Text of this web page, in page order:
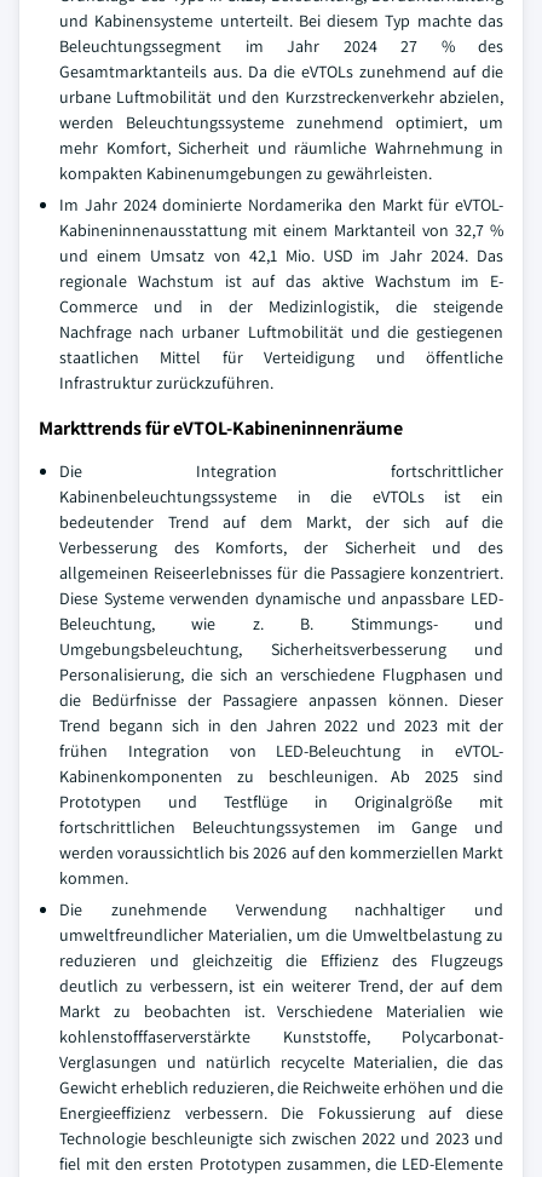
und Kabinensysteme unterteilt. Bei diesem Typ machte das
Beleuchtungssegment im Jahr 2024 27 % des
Gesamtmarktanteils aus. Da die eVTOLs zunehmend auf die
urbane Luftmobilität und den Kurzstreckenverkehr abzielen,
werden Beleuchtungssysteme zunehmend optimiert, um
mehr Komfort, Sicherheit und räumliche Wahrnehmung in
kompakten Kabinenumgebungen zu gewährleisten.
Im Jahr 2024 dominierte Nordamerika den Markt für eVTOL-
Kabineninnenausstattung mit einem Marktanteil von 32,7 %
und einem Umsatz von 42,1 Mio. USD im Jahr 2024. Das
regionale Wachstum ist auf das aktive Wachstum im E-
Commerce und in der Medizinlogistik, die steigende
Nachfrage nach urbaner Luftmobilität und die gestiegenen
staatlichen Mittel für Verteidigung und öffentliche
Infrastruktur zurückzuführen.
Markttrends für eVTOL-Kabineninnenräume
Die Integration fortschrittlicher
Kabinenbeleuchtungssysteme in die eVTOLs ist ein
bedeutender Trend auf dem Markt, der sich auf die
Verbesserung des Komforts, der Sicherheit und des
allgemeinen Reiseerlebnisses für die Passagiere konzentriert.
Diese Systeme verwenden dynamische und anpassbare LED-
Beleuchtung, wie z. B. Stimmungs- und
Umgebungsbeleuchtung, Sicherheitsverbesserung und
Personalisierung, die sich an verschiedene Flugphasen und
die Bedürfnisse der Passagiere anpassen können. Dieser
Trend begann sich in den Jahren 2022 und 2023 mit der
frühen Integration von LED-Beleuchtung in eVTOL-
Kabinenkomponenten zu beschleunigen. Ab 2025 sind
Prototypen und Testflüge in Originalgröße mit
fortschrittlichen Beleuchtungssystemen im Gange und
werden voraussichtlich bis 2026 auf den kommerziellen Markt
kommen.
Die zunehmende Verwendung nachhaltiger und
umweltfreundlicher Materialien, um die Umweltbelastung zu
reduzieren und gleichzeitig die Effizienz des Flugzeugs
deutlich zu verbessern, ist ein weiterer Trend, der auf dem
Markt zu beobachten ist. Verschiedene Materialien wie
kohlenstofffaserverstärkte Kunststoffe, Polycarbonat-
Verglasungen und natürlich recycelte Materialien, die das
Gewicht erheblich reduzieren, die Reichweite erhöhen und die
Energieeffizienz verbessern. Die Fokussierung auf diese
Technologie beschleunigte sich zwischen 2022 und 2023 und
fiel mit den ersten Prototypen zusammen, die LED-Elemente